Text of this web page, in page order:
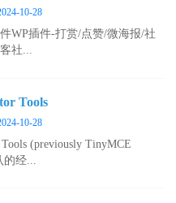
10-28
WP插件-打赏/点赞/微海报/社
社...
Tools
10-28
(previously TinyMCE
经...